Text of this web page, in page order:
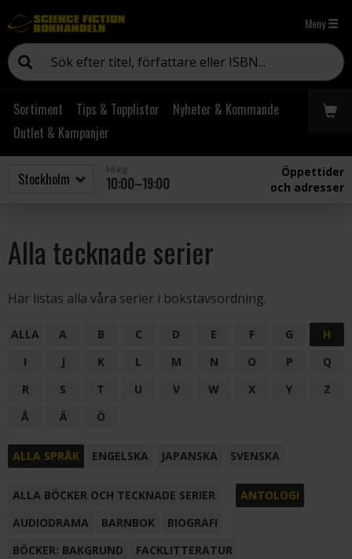
Meny
Sortiment Tips & Topplistor
Nyheter & Kommande
Outlet & Kampanjer
10:00–19:00
Öppettider
och adresser
Alla tecknade serier
Här listas alla våra serier i bokstavsordning.
ALLA A B C D E F G
H
I
J K L M N O P
Q
R
S T U V W X Y
Z
Å
Ä Ö
ALLA SPRÅK ENGELSKA JAPANSKA SVENSKA
ALLA BÖCKER OCH TECKNADE SERIER
ANTOLOGI
AUDIODRAMA
BARNBOK
BIOGRAFI
BÖCKER: BAKGRUND
FACKLITTERATUR